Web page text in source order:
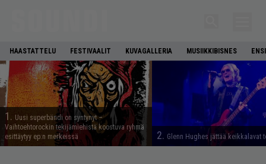
HAASTATTELU FESTIVAALIT KUVAGALLERIA MUSIIKKIBISNES
1. Uusi superbändi on syntynyt –
Vaihtoehtorockin tekijämiehistä koostuva ryhmä
esittäytyy ep:n merkeissä
2. Glenn Hughes jättää keikkalavat